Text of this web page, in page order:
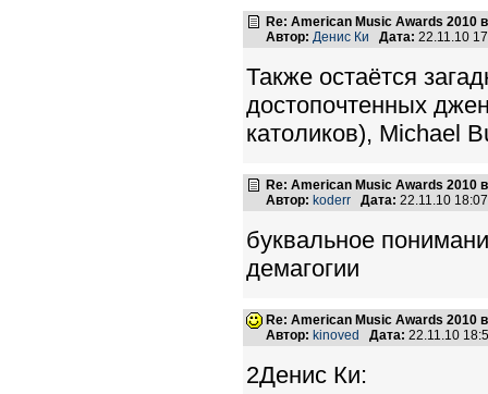
Re: American Music Awards 2010
Автор: Денис Ки Дата: 22.11.10
Также остаётся
достопочтенных
католиков), Michael
Re: American Music Awards 2010
Автор: koderr Дата: 22.11.10
буквальное
демагогии
Re: American Music Awards 2010
Автор: kinoved Дата: 22.11.10
2Денис Ки: